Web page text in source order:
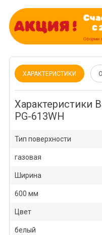
ХАРАКТЕРИСТИКИ
Характеристики
PG-613WH
Тип поверхности
газовая
Ширина
600 мм
Цвет
белый